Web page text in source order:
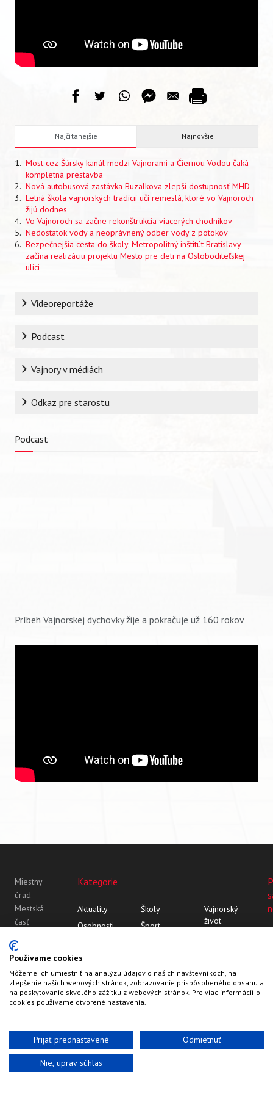
ARCHÍV VYDANÍ
Vyhľadávanie
Najčítanejšie Najnovšie
Most cez Šúrsky kanál medzi Vajnorami a Čiernou Vodou čaká
kompletná prestavba
Nová autobusová zastávka Buzalkova zlepší dostupnosť MHD
Letná škola vajnorských tradícií učí remeslá, ktoré vo Vajnoroch
žijú dodnes
Vo Vajnoroch sa začne rekonštrukcia viacerých chodníkov
Nedostatok vody a neoprávnený odber vody z potokov
Bezpečnejšia cesta do školy. Metropolitný inštitút Bratislavy
začína realizáciu projektu Mesto pre deti na Osloboditeľskej
ulici
RubrikaVideoreportáže
Podcast
Vajnory v médiách
Odkaz pre starostu
Podcast
Príbeh Vajnorskej dychovky žije a pokračuje už 160 rokov
Miestny
úrad
Mestská
časť
Vajnory
Roľnícka
109
83107
Bratislava
Kategorie
Aktuality
Osobnosti
Školy
Šport
Vajnorský
život
HalfPixel©2022-2026
Používame cookies
Môžeme ich umiestniť na analýzu údajov o našich návštevníkoch, na
zlepšenie našich webových stránok, zobrazovanie prispôsobeného obsahu a
na poskytovanie skvelého zážitku z webových stránok. Pre viac informácií o
cookies používame otvorené nastavenia.
Prijať prednastavené Odmietnuť
Nie, uprav súhlas